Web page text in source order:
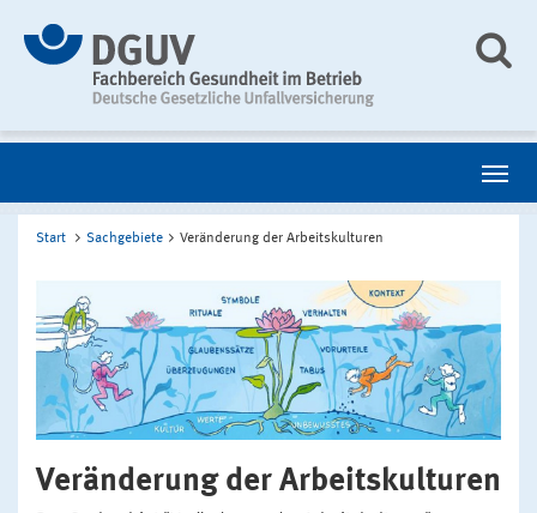
Start Sachgebiete Veränderung der Arbeitskulturen
Veränderung der Arbeitskulturen